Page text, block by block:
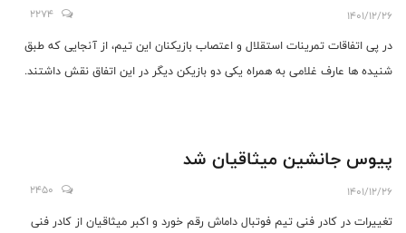
1401/12/26
2274
در پی اتفاقات تمرینات استقلال و اعتصاب بازیکنان این تیم، از آنجایی که طبق
شنیده ها عارف غلامی به همراه یکی دو بازیکن دیگر در این اتفاق نقش داشتند.
پیوس جانشین میثاقیان شد
1401/12/26
2450
تغییرات در کادر فنی تیم فوتبال داماش رقم خورد و اکبر میثاقیان از کادر فنی